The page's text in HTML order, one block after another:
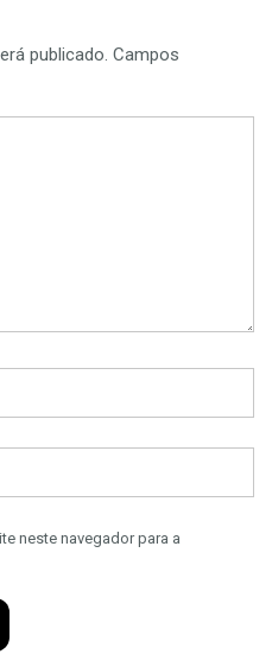
publicado. Campos
neste navegador para a